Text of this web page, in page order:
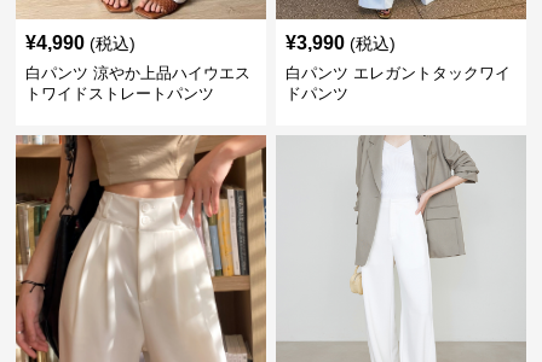
¥4,990 (税込)
白パンツ 涼やか上品ハイウエス
トワイドストレートパンツ
¥3,990 (税込)
白パンツ エレガントタックワイ
ドパンツ